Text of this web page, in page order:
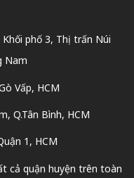
phố 3, Thị trấn Núi
Nam
Vấp, HCM
Q.Tân Bình, HCM
1, HCM
cả quận huyện trên toàn